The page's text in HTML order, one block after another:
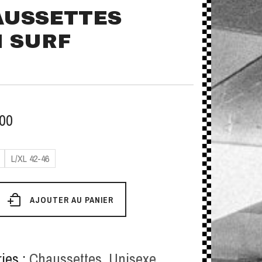
SURF
L/XL 42-46
AJOUTER AU PANIER